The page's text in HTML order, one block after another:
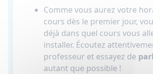
Comme vous aurez votre
cours dès le premier jour,
déjà dans quel cours vous
installer. Écoutez
professeur et essayez de
autant que possible !